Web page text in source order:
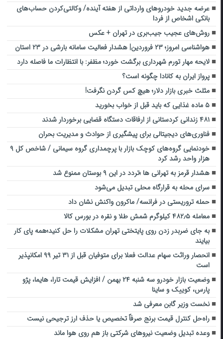
عرضه جدید خودروهای وارداتی از هفته آینده/ وکالتی‌کردن حساب‌های
بانکی اشخاص از فردا
روش‌های عجیب جیب‌بری در تهران + عکس
هواشناسی امروز؛ ۲۳ فروردین| هشدار فعالیت سامانه بارشی در ۲۳ استان
لایحه مهار تورم شهرداری برگشت خورد؛ مظفر: با انتظارات ما فاصله دارد
پرواز ایران به کانادا چگونه است؟
مثلث خبری بازار دلار؛ هیچ کس گردن نگرفت!
۵ ماده غذایی که باید قبل از خواب بخورید
۴۸۱ زندانی کردستانی از ارفاقات دستگاه قضایی برخوردار شدند
فناوری‌های دیجیتالی برای پیشگیری از حوادث و مدیریت بحران
خودنمایی گروه‌های کوچک بازار با پرچمداری گروه سیمانی / شاخص کل ۹
هزار واحد رشد کرد
هشدار قرمز به تهرانی ها ؛تردد در این ۹ بوستان ممنوع شد
سرای محله به قرارگاه محلی تبدیل می‌شود
حمله تروریستی در فرانسه/ ماکرون واکنش نشان داد
معامله ۴۸۲٫۵ کیلوگرم شمش طلا و نقره در بورس کالا
به جای ضربدر زدن روی پایتختی تهران مشکلات را حل کنید؛همه پای کار
بیایند
انحصار وراثت سهام عدالت فعلا برای متوفیان قبل از ۳۱ تیر ۹۹ امکانپذیر
است
وضعیت بازار خودرو سه شنبه ۲۴ بهمن / افزایش قیمت تارا، هایما، پژو
پارس، کوییک و ساینا
نخست وزیر گابن معرفی شد
راه‌حل کنترل قیمت برنج صرفاً تخصیص یا حذف ارز ترجیحی نیست
وعده تبدیل وضعیت نیروهای شرکتی باز هم روی هوا ماند